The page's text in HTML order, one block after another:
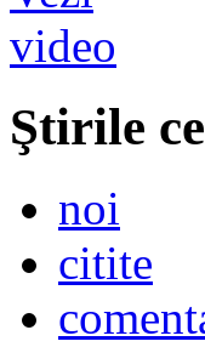
Ştirile
noi
citite